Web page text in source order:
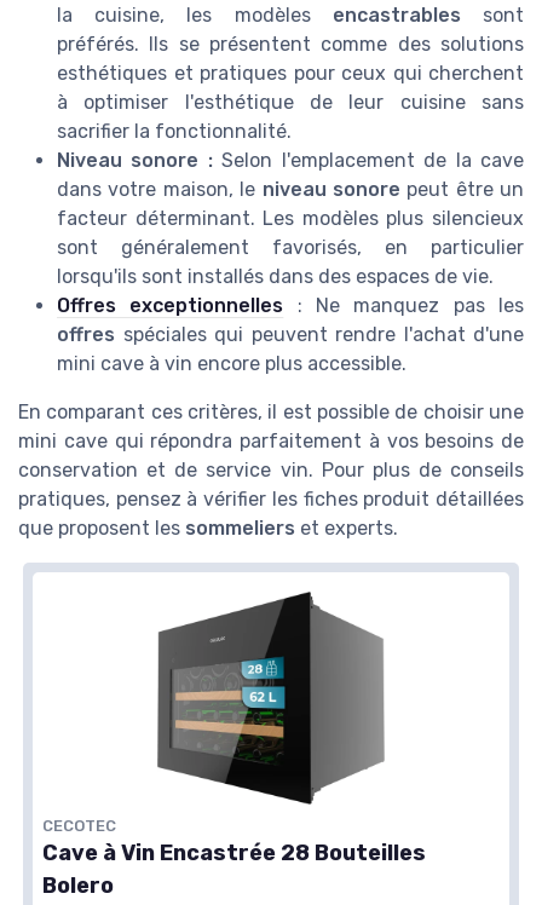
la cuisine, les modèles encastrables sont
préférés. Ils se présentent comme des solutions
esthétiques et pratiques pour ceux qui cherchent
à optimiser l'esthétique de leur cuisine sans
sacrifier la fonctionnalité.
Niveau sonore :Selon l'emplacement de la cave
dans votre maison, le niveau sonore peut être un
facteur déterminant. Les modèles plus silencieux
sont généralement favorisés, en particulier
lorsqu'ils sont installés dans des espaces de vie.
Offres exceptionnelles : Ne manquez pas les
offres spéciales qui peuvent rendre l'achat d'une
mini cave à vin encore plus accessible.
En comparant ces critères, il est possible de choisir une
mini cave qui répondra parfaitement à vos besoins de
conservation et de service vin. Pour plus de conseils
pratiques, pensez à vérifier les fiches produit détaillées
que proposent les sommeliers et experts.
CECOTEC
Cave à Vin Encastrée 28 Bouteilles
Bolero